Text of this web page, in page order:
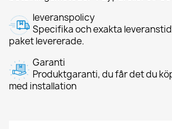
leveranspolicy
Specifika och exakta
paket levererade.
Garanti
Produktgaranti, du får det du
med installation